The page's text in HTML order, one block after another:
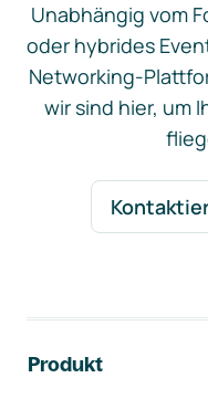
Unabhängig vom
oder hybrides
Networking-
wir sind hier, um
Produkt